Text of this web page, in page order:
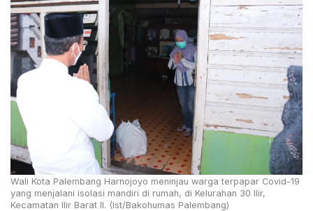
Wali Kota Palembang Harnojoyo meninjau warga terpapar Covid-19
yang menjalani isolasi mandiri di rumah, di Kelurahan 30 Ilir,
Kecamatan Ilir Barat II. (Ist/Bakohumas Palembang)